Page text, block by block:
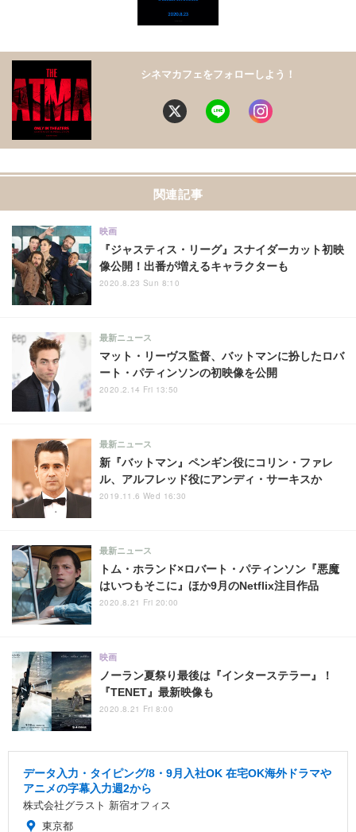
シネマカフェをフォローしよう！
関連記事
『ジャスティス・リーグ』スナイダーカット初映
像公開！出番が増えるキャラクターも
映画
2020.8.23 Sun 8:10
マット・リーヴス監督、バットマンに扮したロバ
ート・パティンソンの初映像を公開
最新ニュース
2020.2.14 Fri 13:50
新『バットマン』ペンギン役にコリン・ファレ
ル、アルフレッド役にアンディ・サーキスか
最新ニュース
2019.11.6 Wed 16:30
トム・ホランド×ロバート・パティンソン『悪魔
はいつもそこに』ほか9月のNetflix注目作品
最新ニュース
2020.8.21 Fri 20:00
ノーラン夏祭り最後は『インターステラー』！
『TENET』最新映像も
映画
2020.8.21 Fri 8:00
データ入力・タイピング/8・9月入社OK 在宅OK海外ドラマや
アニメの字幕入力週2から
株式会社グラスト 新宿オフィス
東京都